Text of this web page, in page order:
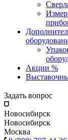
Акции %
Задать вопрос
Новосибирск
Новосибирск
Москва